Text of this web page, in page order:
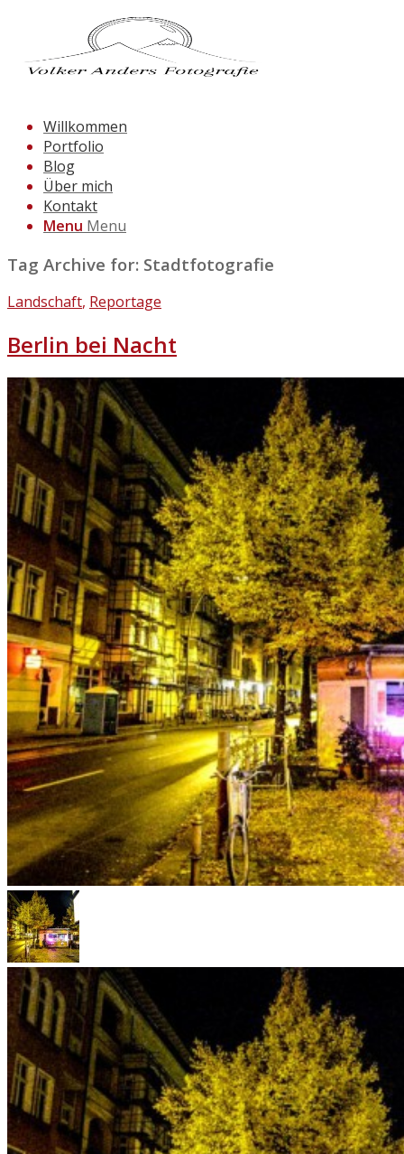
Willkommen
Portfolio
Blog
Über mich
Kontakt
Menu Menu
Tag Archive for: Stadtfotografie
Landschaft, Reportage
Berlin bei Nacht